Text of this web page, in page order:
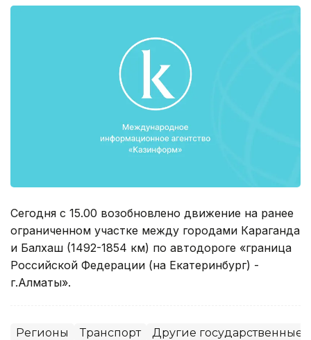
Сегодня с 15.00 возобновлено движение на ранее
ограниченном участке между городами Караганда
и Балхаш (1492-1854 км) по автодороге «граница
Российской Федерации (на Екатеринбург) -
г.Алматы».
Регионы Транспорт Другие государственные